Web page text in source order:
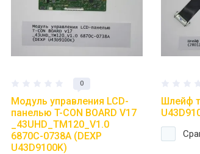
0
Модуль управления LCD-
панелью T-CON BOARD V17
_43UHD_TM120_V1.0
6870C-0738A (DEXP
U43D9100K)
Шлейф